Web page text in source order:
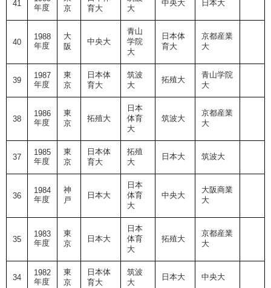
41
年度
京
育大
大
中央大 日本大
40
1988
年度
大
阪
中央大
青山
学院
大
日本体
育大
京都産業
大
39
1987
年度
東
京
日本体
育大
筑波
大
拓殖大
青山学院
大
38
1986
年度
東
京
拓殖大
日本
体育
大
筑波大
京都産業
大
37
1985
年度
東
京
日本体
育大
拓殖
大
日本大 筑波大
36
1984
年度
神
戸
日本大
日本
体育
大
中央大
大阪商業
大
35
1983
年度
東
京
日本大
日本
体育
大
拓殖大
京都産業
大
34
1982
年度
東
京
日本体
育大
筑波
大
日本大 中央大